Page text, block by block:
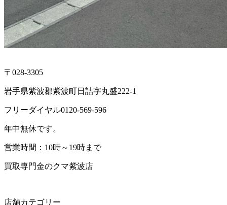
〒028-3305
岩手県紫波郡紫波町日詰字丸盛222-1
フリーダイヤル0120-569-596
年中無休です。
営業時間：10時～19時まで
買取専門金のクマ紫波店
店舗カテゴリー